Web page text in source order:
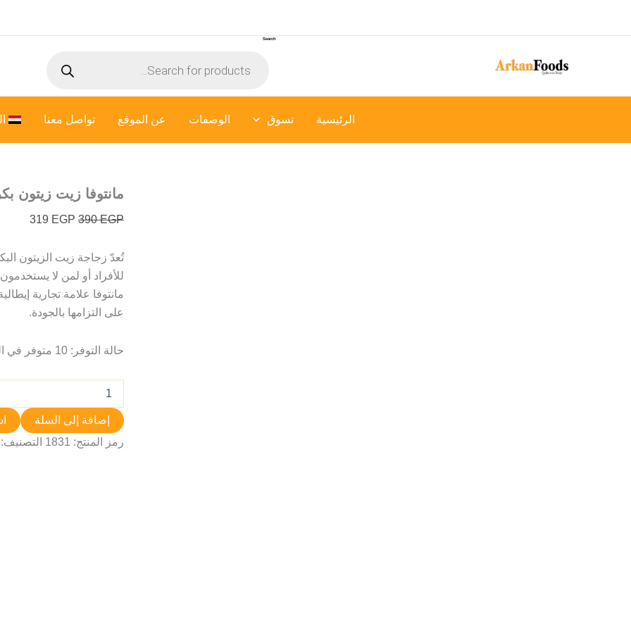
Search
search
الرئيسية تسوق الوصفات عن الموقع تواصل معنا
مانتوفا زيت زيتون بكر
390EGP
390 EGP.
319 EGP
للأفراد أو لمن لا
مانتوفا علامة تجارية
على التزامها بالجودة.
حالة التوفر: 10 متوفر في المخزون
زيت
250
إضافة إلى السلة
رمز المنتج: 1831 التصنيف: